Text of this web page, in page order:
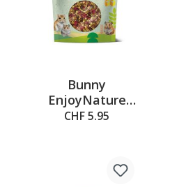
Bunny
EnjoyNature
Seidenraupen-Mix,
CHF 5.95